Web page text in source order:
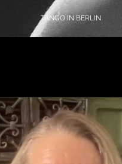
TANGO IN BERLIN
Tangofilm Tango-
Tangomode &